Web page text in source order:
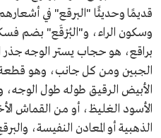
قديمًا وحديثًا "البرقع" في
وسكون الراء، و"البُرْقَع" بضم
براقع، هو حجاب يستر الوجه جذر
الجبين ومن كل جانب، وهو قطعة
الأبيض الرقيق طوله طول
الأسود الغليظ، أو من القماش
الذهبية أو المعادن النفيسة،